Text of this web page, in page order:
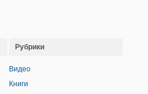
Рубрики
Видео
Книги